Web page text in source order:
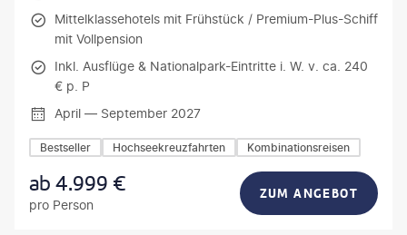
Mittelklassehotels mit Frühstück / Premium-Plus-Schiff
mit Vollpension
Inkl. Ausflüge & Nationalpark-Eintritte i. W. v. ca. 240
€ p. P
April — September 2027
Bestseller Hochseekreuzfahrten Kombinationsreisen
ab4.999 €
pro Person
ZUM ANGEBOT